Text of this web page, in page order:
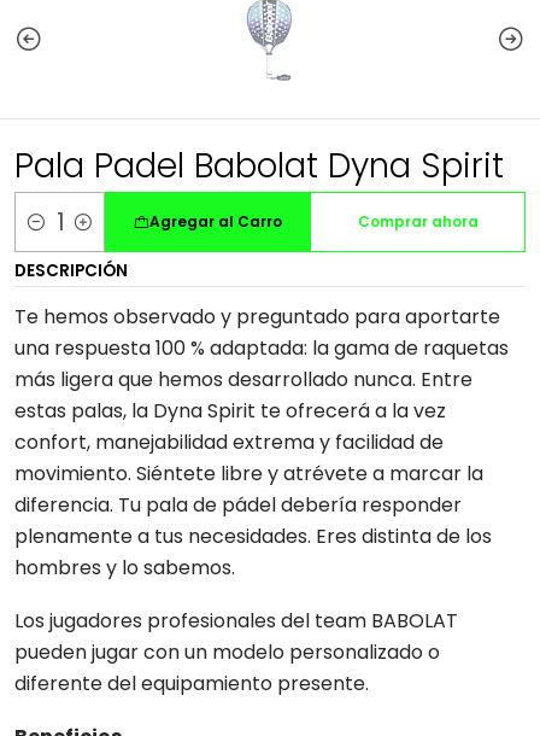
Pala Padel Babolat Dyna Spirit
Cantidad
Agregar al Carro Comprar ahora
DESCRIPCIÓN
Te hemos observado y preguntado para aportarte
una respuesta 100 % adaptada: la gama de raquetas
más ligera que hemos desarrollado nunca. Entre
estas palas, la Dyna Spirit te ofrecerá a la vez
confort, manejabilidad extrema y facilidad de
movimiento. Siéntete libre y atrévete a marcar la
diferencia. Tu pala de pádel debería responder
plenamente a tus necesidades. Eres distinta de los
hombres y lo sabemos.
Los jugadores profesionales del team BABOLAT
pueden jugar con un modelo personalizado o
diferente del equipamiento presente.